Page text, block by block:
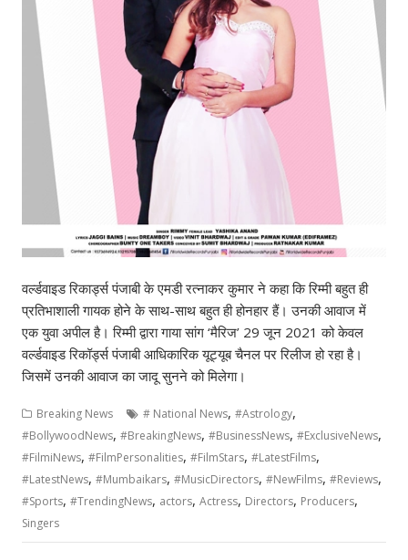
वर्ल्डवाइड रिकार्ड्स पंजाबी के एमडी रत्नाकर कुमार ने कहा कि रिम्मी बहुत ही
प्रतिभाशाली गायक होने के साथ-साथ बहुत ही होनहार हैं। उनकी आवाज में
एक युवा अपील है। रिम्मी द्वारा गाया सांग ‘मैरिज’ 29 जून 2021 को केवल
वर्ल्डवाइड रिकॉर्ड्स पंजाबी आधिकारिक यूट्यूब चैनल पर रिलीज हो रहा है।
जिसमें उनकी आवाज का जादू सुनने को मिलेगा।
Breaking News # National News,#Astrology,
#BollywoodNews,#BreakingNews,#BusinessNews,#ExclusiveNews,
#FilmiNews,#FilmPersonalities,#FilmStars,#LatestFilms,
#LatestNews,#Mumbaikars,#MusicDirectors,#NewFilms,#Reviews,
#Sports,#TrendingNews, actors,Actress, Directors, Producers,
Singers